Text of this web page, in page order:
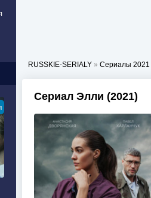
RUSSKIE-SERIALY » Сериалы 2021
Сериал Элли (2021)